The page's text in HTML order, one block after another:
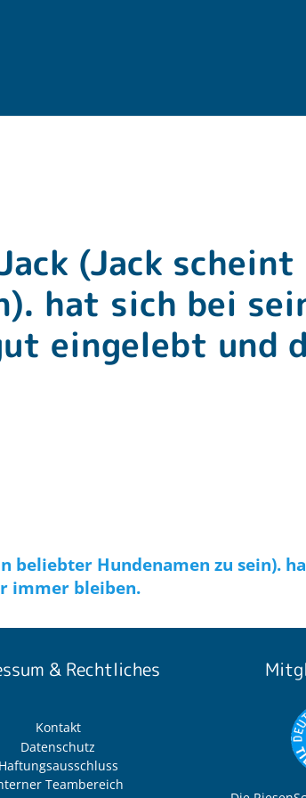
(Jack
hat sich bei
eingelebt
beliebter Hundenamen zu sein).
immer bleiben.
& Rechtliches
Kontakt
Datenschutz
Haftungsausschluss
Teambereich